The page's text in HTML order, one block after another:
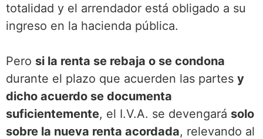
totalidad y el arrendador está obligado a su
ingreso en la hacienda pública.
Pero si la renta se rebaja o se condona
durante el plazo que acuerden las partes y
dicho acuerdo se documenta
suficientemente, el I.V.A. se devengará solo
sobre la nueva renta acordada, relevando al